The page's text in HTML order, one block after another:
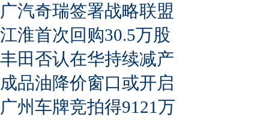
广汽奇瑞签署战略联盟
江淮首次回购30.5万股
丰田否认在华持续减产
成品油降价窗口或开启
广州车牌竞拍得9121万